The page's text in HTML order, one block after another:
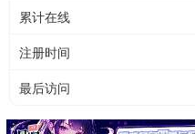
累计在线
注册时间
最后访问